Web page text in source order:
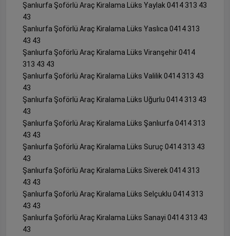
Şanlıurfa Şoförlü Araç Kiralama Lüks Yaylak 0414 313 43
43
Şanlıurfa Şoförlü Araç Kiralama Lüks Yaslıca 0414 313
43 43
Şanlıurfa Şoförlü Araç Kiralama Lüks Viranşehir 0414
313 43 43
Şanlıurfa Şoförlü Araç Kiralama Lüks Valilik 0414 313 43
43
Şanlıurfa Şoförlü Araç Kiralama Lüks Uğurlu 0414 313 43
43
Şanlıurfa Şoförlü Araç Kiralama Lüks Şanlıurfa 0414 313
43 43
Şanlıurfa Şoförlü Araç Kiralama Lüks Suruç 0414 313 43
43
Şanlıurfa Şoförlü Araç Kiralama Lüks Siverek 0414 313
43 43
Şanlıurfa Şoförlü Araç Kiralama Lüks Selçuklu 0414 313
43 43
Şanlıurfa Şoförlü Araç Kiralama Lüks Sanayi 0414 313 43
43